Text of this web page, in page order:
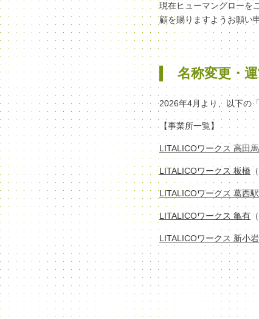
現在ヒューマングローを
顧を賜りますようお願い
名称変更・
2026年4月より、以下の
【事業所一覧】
LITALICOワークス 高田
LITALICOワークス 板橋
LITALICOワークス 葛西
LITALICOワークス 亀有
LITALICOワークス 新小岩